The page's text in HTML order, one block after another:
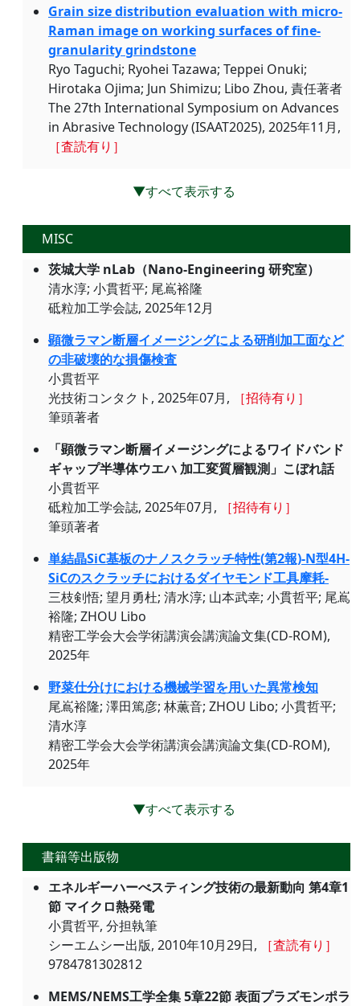
Grain size distribution evaluation with micro-
Raman image on working surfaces of fine-
granularity grindstone
Ryo Taguchi; Ryohei Tazawa; Teppei Onuki;
Hirotaka Ojima; Jun Shimizu; Libo Zhou, 責任著者
The 27th International Symposium on Advances
in Abrasive Technology (ISAAT2025), 2025年11月,
［査読有り］
▼すべて表示する
MISC
茨城大学 nLab（Nano-Engineering 研究室）
清水淳; 小貫哲平; 尾嶌裕隆
砥粒加工学会誌, 2025年12月
顕微ラマン断層イメージングによる研削加工面など
の非破壊的な損傷検査
小貫哲平
光技術コンタクト, 2025年07月,
［招待有り］
筆頭著者
「顕微ラマン断層イメージングによるワイドバンド
ギャップ半導体ウエハ 加工変質層観測」こぼれ話
小貫哲平
砥粒加工学会誌, 2025年07月,
［招待有り］
筆頭著者
単結晶SiC基板のナノスクラッチ特性(第2報)-N型4H-
SiCのスクラッチにおけるダイヤモンド工具摩耗-
三枝剣悟; 望月勇杜; 清水淳; 山本武幸; 小貫哲平; 尾嶌
裕隆; ZHOU Libo
精密工学会大会学術講演会講演論文集(CD-ROM),
2025年
野菜仕分けにおける機械学習を用いた異常検知
尾嶌裕隆; 澤田篤彦; 林薫音; ZHOU Libo; 小貫哲平;
清水淳
精密工学会大会学術講演会講演論文集(CD-ROM),
2025年
▼すべて表示する
書籍等出版物
エネルギーハーべスティング技術の最新動向 第4章1
節 マイクロ熱発電
小貫哲平, 分担執筆
シーエムシー出版, 2010年10月29日,
［査読有り］
9784781302812
MEMS/NEMS工学全集 5章22節 表面プラズモンポラ